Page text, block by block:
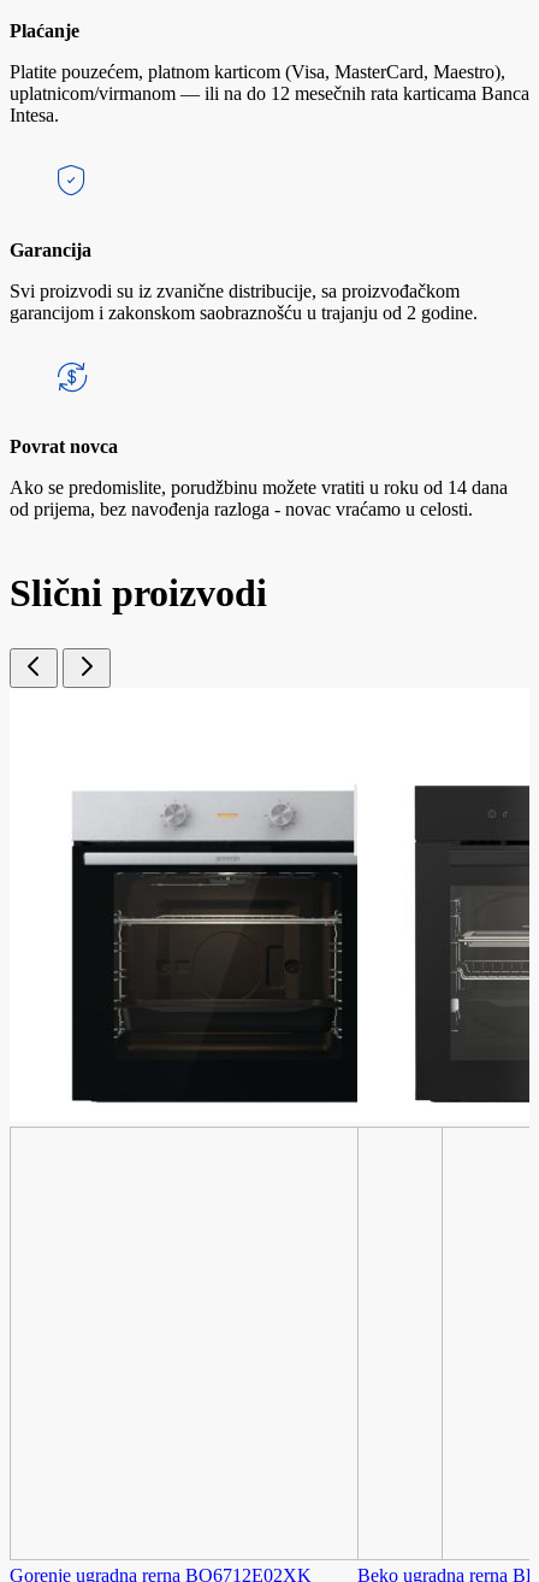
Plaćanje
Platite pouzećem, platnom karticom (Visa, MasterCard, Maestro),
uplatnicom/virmanom — ili na do 12 mesečnih rata karticama Banca
Intesa.
Garancija
Svi proizvodi su iz zvanične distribucije, sa proizvođačkom
garancijom i zakonskom saobraznošću u trajanju od 2 godine.
Povrat novca
Ako se predomislite, porudžbinu možete vratiti u roku od 14 dana
od prijema, bez navođenja razloga - novac vraćamo u celosti.
Slični proizvodi
Gorenje ugradna rerna BO6712E02XK Beko ugradna rerna